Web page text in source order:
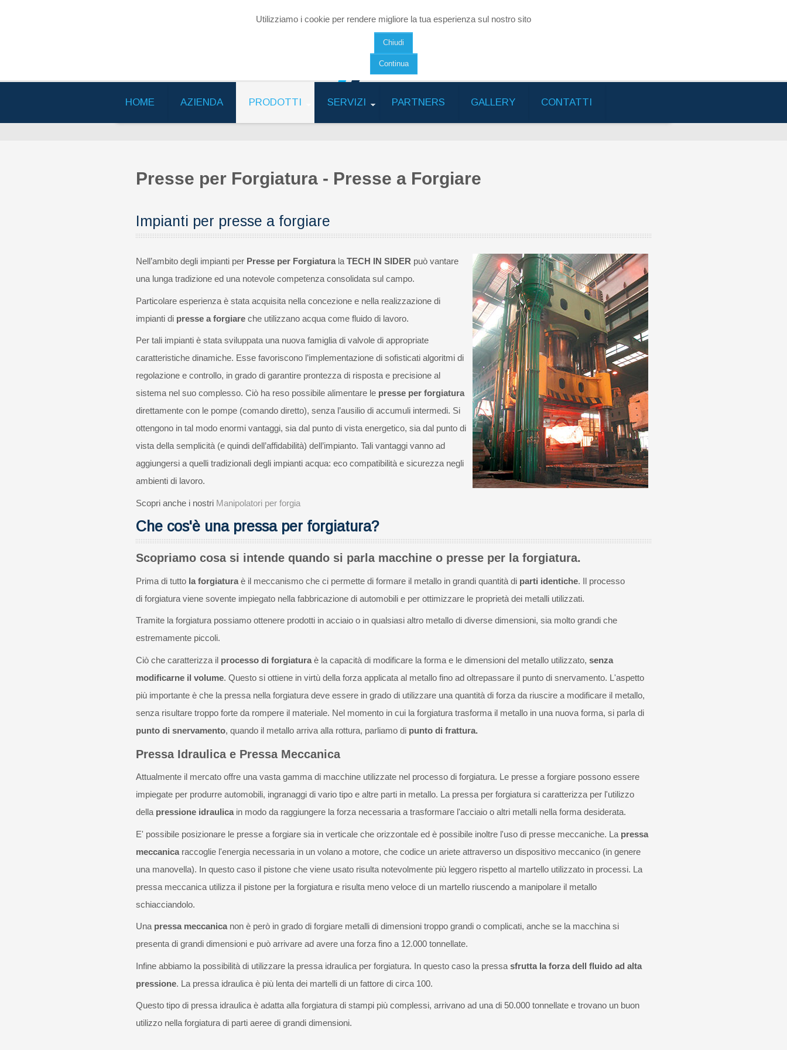
Utilizziamo i cookie per rendere migliore la tua esperienza sul nostro sito
Chiudi
Continua
HOME AZIENDA PRODOTTI SERVIZI PARTNERS GALLERY CONTATTI
Presse per Forgiatura - Presse a Forgiare
Impianti per presse a forgiare
Nell’ambito degli impianti per Presse per Forgiatura la TECH IN SIDER può vantare
una lunga tradizione ed una notevole competenza consolidata sul campo.
Particolare esperienza è stata acquisita nella concezione e nella realizzazione di
impianti di presse a forgiare che utilizzano acqua come fluido di lavoro.
Per tali impianti è stata sviluppata una nuova famiglia di valvole di appropriate
caratteristiche dinamiche. Esse favoriscono l’implementazione di sofisticati algoritmi di
regolazione e controllo, in grado di garantire prontezza di risposta e precisione al
sistema nel suo complesso. Ciò ha reso possibile alimentare le presse per forgiatura
direttamente con le pompe (comando diretto), senza l’ausilio di accumuli intermedi. Si
ottengono in tal modo enormi vantaggi, sia dal punto di vista energetico, sia dal punto di
vista della semplicità (e quindi dell’affidabilità) dell’impianto. Tali vantaggi vanno ad
aggiungersi a quelli tradizionali degli impianti acqua: eco compatibilità e sicurezza negli
ambienti di lavoro.
Scopri anche i nostri Manipolatori per forgia
Che cos'è una pressa per forgiatura?
Scopriamo cosa si intende quando si parla macchine o presse per la forgiatura.
Prima di tutto la forgiatura è il meccanismo che ci permette di formare il metallo in grandi quantità di parti identiche. Il processo
di forgiatura viene sovente impiegato nella fabbricazione di automobili e per ottimizzare le proprietà dei metalli utilizzati.
Tramite la forgiatura possiamo ottenere prodotti in acciaio o in qualsiasi altro metallo di diverse dimensioni, sia molto grandi che
estremamente piccoli.
Ciò che caratterizza il processo di forgiatura è la capacità di modificare la forma e le dimensioni del metallo utilizzato, senza
modificarne il volume. Questo si ottiene in virtù della forza applicata al metallo fino ad oltrepassare il punto di snervamento. L'aspetto
più importante è che la pressa nella forgiatura deve essere in grado di utilizzare una quantità di forza da riuscire a modificare il metallo,
senza risultare troppo forte da rompere il materiale. Nel momento in cui la forgiatura trasforma il metallo in una nuova forma, si parla di
punto di snervamento, quando il metallo arriva alla rottura, parliamo di punto di frattura.
Pressa Idraulica e Pressa Meccanica
Attualmente il mercato offre una vasta gamma di macchine utilizzate nel processo di forgiatura. Le presse a forgiare possono essere
impiegate per produrre automobili, ingranaggi di vario tipo e altre parti in metallo. La pressa per forgiatura si caratterizza per l'utilizzo
della pressione idraulica in modo da raggiungere la forza necessaria a trasformare l'acciaio o altri metalli nella forma desiderata.
E' possibile posizionare le presse a forgiare sia in verticale che orizzontale ed è possibile inoltre l'uso di presse meccaniche. La pressa
meccanica raccoglie l'energia necessaria in un volano a motore, che codice un ariete attraverso un dispositivo meccanico (in genere
una manovella). In questo caso il pistone che viene usato risulta notevolmente più leggero rispetto al martello utilizzato in processi. La
pressa meccanica utilizza il pistone per la forgiatura e risulta meno veloce di un martello riuscendo a manipolare il metallo
schiacciandolo.
Una pressa meccanica non è però in grado di forgiare metalli di dimensioni troppo grandi o complicati, anche se la macchina si
presenta di grandi dimensioni e può arrivare ad avere una forza fino a 12.000 tonnellate.
Infine abbiamo la possibilità di utilizzare la pressa idraulica per forgiatura. In questo caso la pressa sfrutta la forza dell fluido ad alta
pressione. La pressa idraulica è più lenta dei martelli di un fattore di circa 100.
Questo tipo di pressa idraulica è adatta alla forgiatura di stampi più complessi, arrivano ad una di 50.000 tonnellate e trovano un buon
utilizzo nella forgiatura di parti aeree di grandi dimensioni.